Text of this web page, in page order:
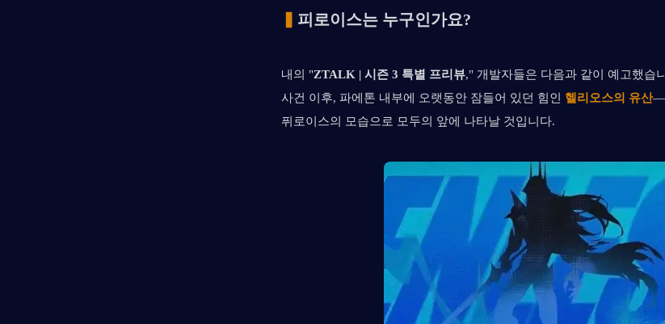
피로이스는 누구인가요?
내의 "ZTALK | 시즌 3 특별 프리뷰," 개발자들은 다음과 같이 예고했습
사건 이후, 파에톤 내부에 오랫동안 잠들어 있던 힘인
헬리오스의 유산—
퓌로이스의 모습으로 모두의 앞에 나타날 것입니다.